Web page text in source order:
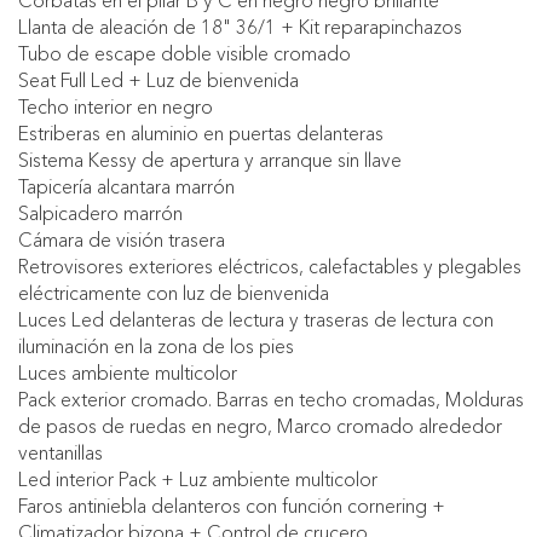
Llanta de aleación de 18" 36/1 + Kit reparapinchazos
Tubo de escape doble visible cromado
Seat Full Led + Luz de bienvenida
Techo interior en negro
Estriberas en aluminio en puertas delanteras
Sistema Kessy de apertura y arranque sin llave
Tapicería alcantara marrón
Salpicadero marrón
Cámara de visión trasera
Retrovisores exteriores eléctricos, calefactables y plegables
eléctricamente con luz de bienvenida
Luces Led delanteras de lectura y traseras de lectura con
iluminación en la zona de los pies
Luces ambiente multicolor
Pack exterior cromado. Barras en techo cromadas, Molduras
de pasos de ruedas en negro, Marco cromado alrededor
ventanillas
Led interior Pack + Luz ambiente multicolor
Faros antiniebla delanteros con función cornering +